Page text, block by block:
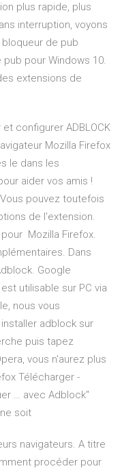
plus rapide, plus
interruption, voyons
de pub
pour Windows 10.
extensions de
configurer ADBLOCK
Mozilla Firefox
le dans les
aider vos amis !
pouvez toutefois
de l'extension.
Mozilla Firefox.
Dans
Google
utilisable sur PC via
nous vous
adblock sur
puis tapez
vous n'aurez plus
Télécharger -
… avec Adblock"
soit
navigateurs. A titre
procéder pour